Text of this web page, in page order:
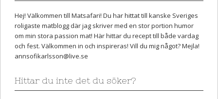
Hej! Välkommen till Matsafari! Du har hittat till kanske Sveriges
roligaste matblogg där jag skriver med en stor portion humor
om min stora passion mat! Här hittar du recept till både vardag
och fest. Välkommen in och inspireras! Vill du mig något? Mejla!
annsofikarlsson@live.se
Hittar du inte det du söker?